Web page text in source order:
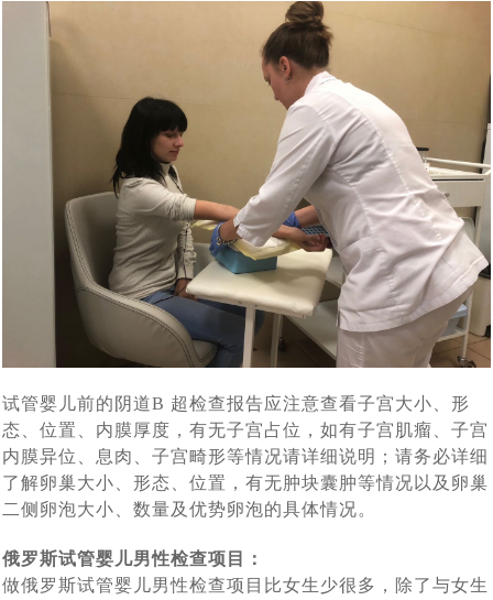
机结构提供全方位支持与协助 [2023-06-01]
该考虑了，独生子女的养老焦虑问题即将来临，现在赴俄
[2023-05-29]
单身女士想先赴俄罗斯试管婴儿取卵，承诺自己三年内如
[2023-05-22]
53岁绝经女性，如何逆袭自行生育_未婚单身大龄女性能
赴俄罗斯试管助孕生宝宝 [2023-04-27]
从美国试管婴儿诊所再现冷藏设备故障事件，解说库拉科
夫国家妇产围产医学研究中如何科学监管冻卵/胚 [2023-
单身大龄女性做试管婴儿求子历程与养娃生活写照分享
[2023-03-30]
中国朋友选择赴俄罗斯试管婴儿生子，为什么成功抱娃有
保障，特别是试管婴儿费用民众能负担得起 [2023-03-28]
中国朋友试管婴儿历程：俄罗斯试管婴儿只为实现父母梦
[2023-03-27]
美国夫妇也来俄罗斯代怀求子，没有人和钱过意不去，俄
罗斯试管婴儿性价比真的很高 [2023-03-24]
借精生子，不失为一个好选择，您有想过赴俄罗斯做试管
[2023-03-14]
热点：“父子三人连接患癌”引社会关注，生殖专家介绍俄
罗斯第三代试管婴儿如何阻断基因遗传 [2023-02-11]
赴俄罗斯试管婴儿，您最“怕”什么_常见顾虑全解
[2023-02-01]
“一女子怀孕12个月未分娩”原因何在_俄罗斯试管婴儿专家
专业解答 [2023-01-13]
46岁女会计师赴俄罗斯试管婴儿求子自怀成功，她本想来
莫斯科找代妈给自己生孩子，最终却自己给自己当上了“代
妈” [2022-11-23]
“试管婴儿”真的很容易超重吗，俄罗斯遗传学家在实验室
中得到证实 [2022-11-14]
四位DY代怀孕妈妈的惊人故事，是不是吓你一跳！
的又省钱又省事吗？ [2022-09-30]
简单实用的俄罗斯dy全攻略_风险规避指南 [2022-08-
试管婴儿前的阴道B 超检查报告应注意查看子宫大小、形
态、位置、内膜厚度，有无子宫占位，如有子宫肌瘤、子宫
内膜异位、息肉、子宫畸形等情况请详细说明；请务必详细
了解卵巢大小、形态、位置，有无肿块囊肿等情况以及卵巢
二侧卵泡大小、数量及优势卵泡的具体情况。
俄罗斯试管婴儿男性检查项目：
做俄罗斯试管婴儿男性检查项目比女生少很多，除了与女生